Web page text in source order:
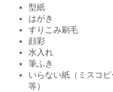
型紙
はがき
すりこみ刷毛
顔彩
水入れ
筆ふき
いらない紙（ミスコ
等）